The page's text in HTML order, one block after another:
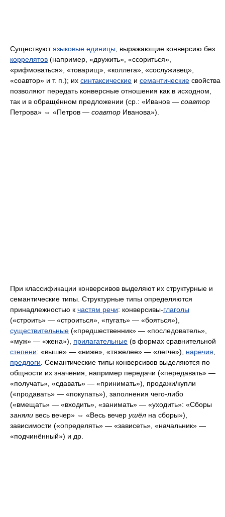
Существуютязыковые единицы , выражающие конверсию без
коррелятов (например, «дружить», «ссориться»,
«рифмоваться», «товарищ», «коллега», «сослуживец»,
«соавтор» и т. п.); их синтаксические и семантические свойства
позволяют передать конверсные отношения как в исходном,
так и в обращённом предложении (ср.: «Иванов — соавтор
Петрова» ⇔ «Петров — соавтор Иванова»).
При классификации конверсивов выделяют их структурные и
семантические типы. Структурные типы определяются
принадлежностью к частям речи: конверсивы-глаголы
(«строить» — «строиться», «пугать» — «бояться»),
существительные («предшественник» — «последователь»,
«муж» — «жена»), прилагательные (в формах сравнительной
степени: «выше» — «ниже», «тяжелее» — «легче»), наречия
предлоги . Семантические типы конверсивов выделяются по
общности их значения, например передачи («передавать» —
«получать», «сдавать» — «принимать»), продажи​/​купли
(«продавать» — «покупать»), заполнения чего-либо
(«вмещать» — «входить», «занимать» — «уходить»: «Сборы
заняли весь вечер» ⇔ «Весь вечер ушёл на сборы»),
зависимости («определять» — «зависеть», «начальник» —
«подчинённый») и др.